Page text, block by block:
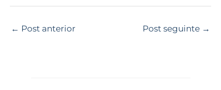
← Post anterior Post seguinte →